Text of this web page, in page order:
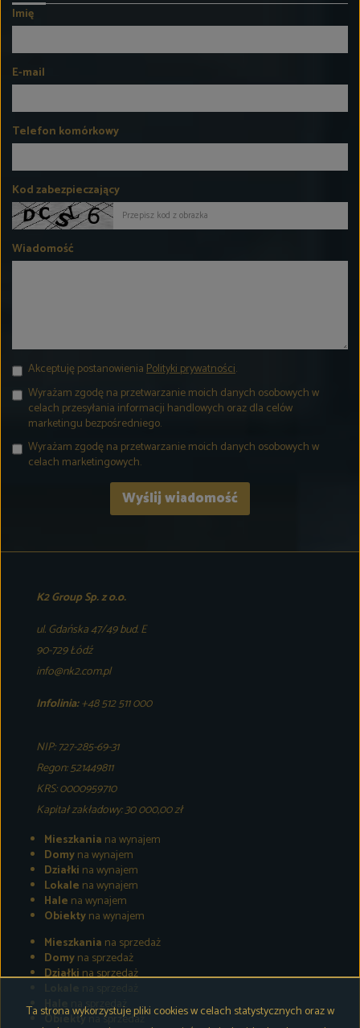
Imię
E-mail
Telefon komórkowy
Kod zabezpieczający
Wiadomość
Akceptuję postanowieniaPolityki prywatności.
Wyrażam zgodę na przetwarzanie moich danych osobowych w
celach przesyłania informacji handlowych oraz dla celów
marketingu bezpośredniego.
Wyrażam zgodę na przetwarzanie moich danych osobowych w
celach marketingowych.
K2 Group Sp. z o.o.
ul. Gdańska 47/49 bud. E
90-729 Łódź
info@nk2.com.pl
Infolinia:+48 512 511 000
NIP: 727-285-69-31
Regon: 521449811
KRS: 0000959710
Kapitał zakładowy: 30 000,00 zł
Mieszkania na wynajem
Domyna wynajem
Działki na wynajem
Lokale na wynajem
Hale na wynajem
Obiektyna wynajem
Mieszkania na sprzedaż
Domyna sprzedaż
Działkina sprzedaż
Hale na sprzedaż
Obiektyna sprzedaż
Ta strona wykorzystuje pliki cookies w celach statystycznych oraz w